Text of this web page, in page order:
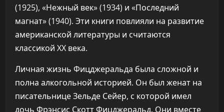
(1925), «Нежный век» (1934) и «Последний
магнат» (1940). Эти книги повлияли на развитие
американской литературы и считаются
классикой XX века.
Личная жизнь Фицджеральда была сложной и
полна алкогольной историей. Он был женат на
писательнице Зельде Сейер, с которой имел
дочь Фрэнсис Скотт Фицджеральд. Они вместе